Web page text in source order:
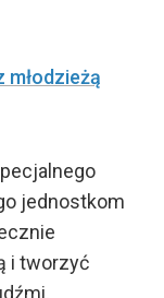
młodzieżą
jednostkom
i tworzyć